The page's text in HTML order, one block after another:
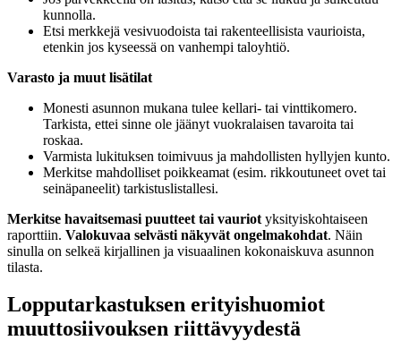
kunnolla.
Etsi merkkejä vesivuodoista tai rakenteellisista vaurioista,
etenkin jos kyseessä on vanhempi taloyhtiö.
Varasto ja muut lisätilat
Monesti asunnon mukana tulee kellari- tai vinttikomero.
Tarkista, ettei sinne ole jäänyt vuokralaisen tavaroita tai
roskaa.
Varmista lukituksen toimivuus ja mahdollisten hyllyjen kunto.
Merkitse mahdolliset poikkeamat (esim. rikkoutuneet ovet tai
seinäpaneelit) tarkistuslistallesi.
Merkitse havaitsemasi puutteet tai vauriot yksityiskohtaiseen
raporttiin. Valokuvaa selvästi näkyvät ongelmakohdat. Näin
sinulla on selkeä kirjallinen ja visuaalinen kokonaiskuva asunnon
tilasta.
Lopputarkastuksen erityishuomiot
muuttosiivouksen riittävyydestä